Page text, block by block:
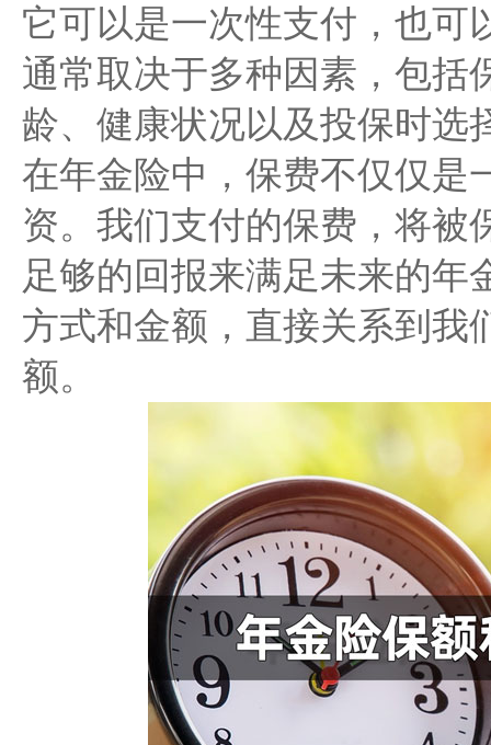
它可以是一次性支付，也可
通常取决于多种因素，包括
龄、健康状况以及投保时选
在年金险中，保费不仅仅是
资。我们支付的保费，将被
足够的回报来满足未来的年
方式和金额，直接关系到我
额。